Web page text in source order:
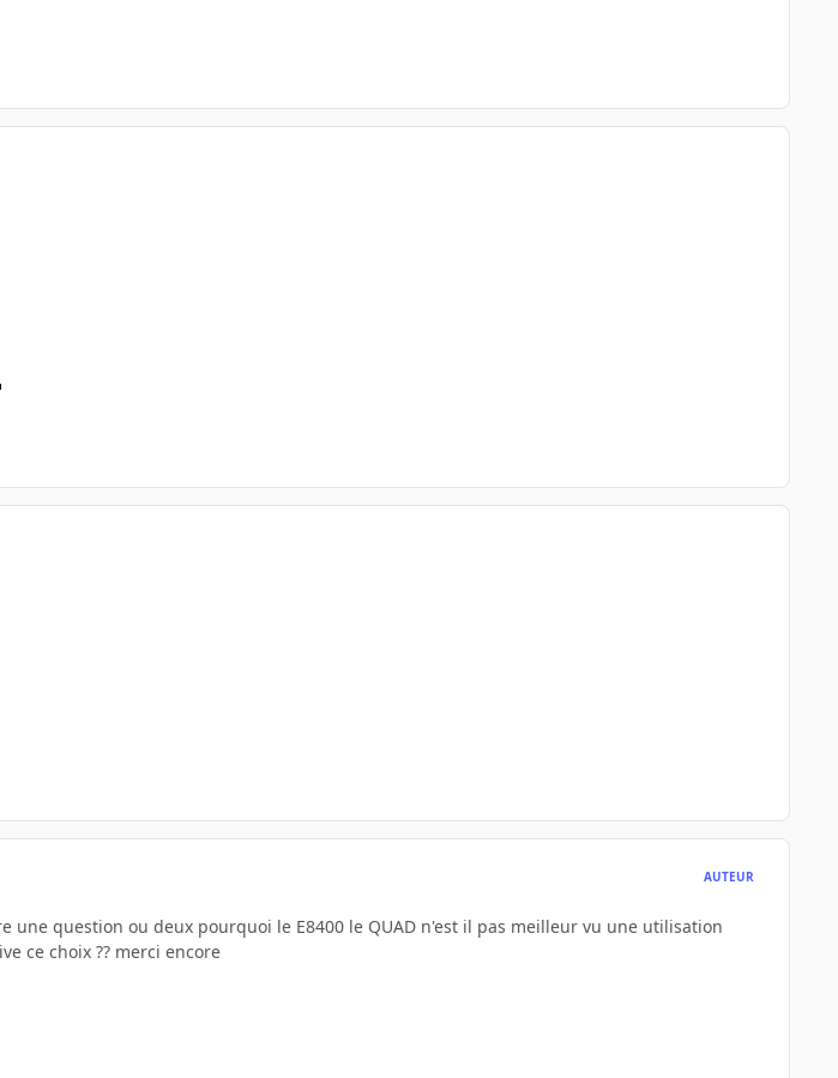
AUTEUR
une question ou deux pourquoi le E8400 le QUAD n'est il pas meilleur vu une utilisation
ce choix ?? merci encore